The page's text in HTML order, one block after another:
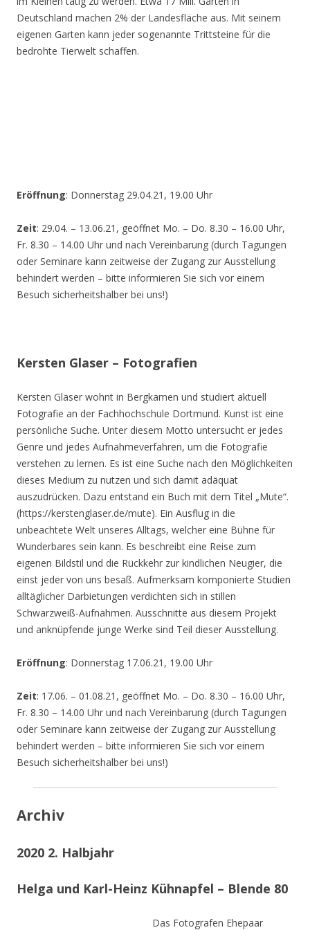
Deutschland machen 2% der Landesfläche aus. Mit seinem
eigenen Garten kann jeder sogenannte Trittsteine für die
bedrohte Tierwelt schaffen.
Eröffnung: Donnerstag 29.04.21, 19.00 Uhr
Zeit: 29.04. – 13.06.21, geöffnet Mo. – Do. 8.30 – 16.00 Uhr,
Fr. 8.30 – 14.00 Uhr und nach Vereinbarung (durch Tagungen
oder Seminare kann zeitweise der Zugang zur Ausstellung
behindert werden – bitte informieren Sie sich vor einem
Besuch sicherheitshalber bei uns!)
Kersten Glaser – Fotografien
Kersten Glaser wohnt in Bergkamen und studiert aktuell
Fotografie an der Fachhochschule Dortmund. Kunst ist eine
persönliche Suche. Unter diesem Motto untersucht er jedes
Genre und jedes Aufnahmeverfahren, um die Fotografie
verstehen zu lernen. Es ist eine Suche nach den Möglichkeiten
dieses Medium zu nutzen und sich damit adäquat
auszudrücken. Dazu entstand ein Buch mit dem Titel „Mute“.
(https://kerstenglaser.de/mute). Ein Ausflug in die
unbeachtete Welt unseres Alltags, welcher eine Bühne für
Wunderbares sein kann. Es beschreibt eine Reise zum
eigenen Bildstil und die Rückkehr zur kindlichen Neugier, die
einst jeder von uns besaß. Aufmerksam komponierte Studien
alltäglicher Darbietungen verdichten sich in stillen
Schwarzweiß-Aufnahmen. Ausschnitte aus diesem Projekt
und anknüpfende junge Werke sind Teil dieser Ausstellung.
Eröffnung: Donnerstag 17.06.21, 19.00 Uhr
Zeit: 17.06. – 01.08.21, geöffnet Mo. – Do. 8.30 – 16.00 Uhr,
Fr. 8.30 – 14.00 Uhr und nach Vereinbarung (durch Tagungen
oder Seminare kann zeitweise der Zugang zur Ausstellung
behindert werden – bitte informieren Sie sich vor einem
Besuch sicherheitshalber bei uns!)
Archiv
2020 2. Halbjahr
Helga und Karl-Heinz Kühnapfel – Blende 80
Das Fotografen Ehepaar